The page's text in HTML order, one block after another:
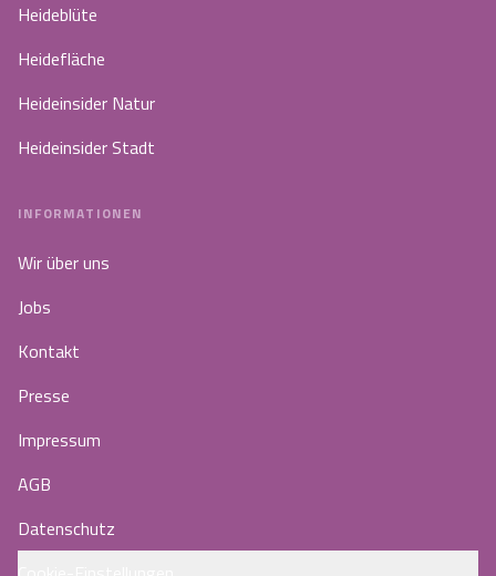
Heideblüte
Heidefläche
Heideinsider Natur
Heideinsider Stadt
INFORMATIONEN
Wir über uns
Jobs
Kontakt
Presse
Impressum
AGB
Datenschutz